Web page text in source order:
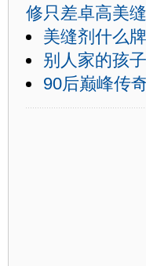
修只差卓高美缝
美缝剂什么
别人家的孩
90后巅峰传